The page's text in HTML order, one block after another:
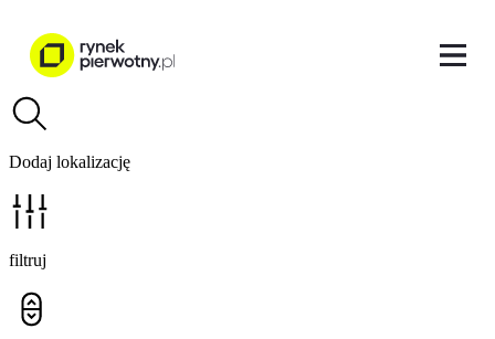
Dodaj lokalizację
filtruj